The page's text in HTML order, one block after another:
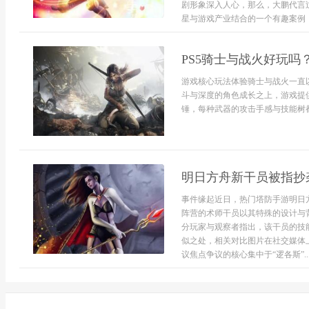
剧形象深入人心，那么，大鹏代
星与游戏产业结合的一个有趣案例
PS5骑士与战火好玩吗
游戏核心玩法体验骑士与战火一
斗与深度的角色成长之上，游戏
锤，每种武器的攻击手感与技能
明日方舟新干员被指
事件缘起近日，热门塔防手游明
阵营的术师干员以其特殊的设计
分玩家与观察者指出，该干员的
似之处，相关对比图片在社交媒
议焦点争议的核心集中于“逻各斯